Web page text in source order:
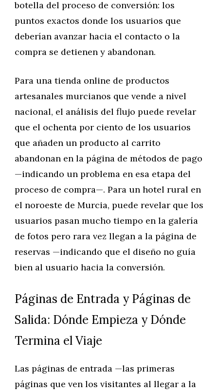
botella del proceso de conversión: los
puntos exactos donde los usuarios que
deberían avanzar hacia el contacto o la
compra se detienen y abandonan.
Para una tienda online de productos
artesanales murcianos que vende a nivel
nacional, el análisis del flujo puede revelar
que el ochenta por ciento de los usuarios
que añaden un producto al carrito
abandonan en la página de métodos de pago
—indicando un problema en esa etapa del
proceso de compra—. Para un hotel rural en
el noroeste de Murcia, puede revelar que los
usuarios pasan mucho tiempo en la galería
de fotos pero rara vez llegan a la página de
reservas —indicando que el diseño no guía
bien al usuario hacia la conversión.
Páginas de Entrada y Páginas de
Salida: Dónde Empieza y Dónde
Termina el Viaje
Las páginas de entrada —las primeras
páginas que ven los visitantes al llegar a la